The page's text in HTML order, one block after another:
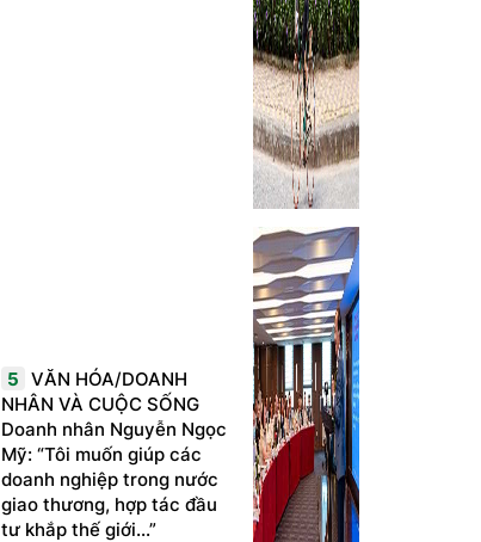
5 VĂN HÓA/DOANH
NHÂN VÀ CUỘC SỐNG
Doanh nhân Nguyễn Ngọc
Mỹ: “Tôi muốn giúp các
doanh nghiệp trong nước
giao thương, hợp tác đầu
tư khắp thế giới...”